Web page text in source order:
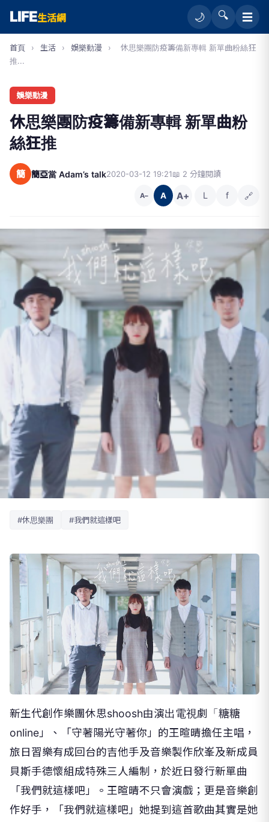
LIFE生活網 🌙 🔍 ☰
首頁 › 生活 › 娛樂動漫 ›
休思樂團防疫籌備新專輯 新單曲粉絲狂
推...
娛樂動漫
休思樂團防疫籌備新專輯 新單曲粉
絲狂推
簡 簡亞當 Adam’s talk2020-03-12 19:21📖 2 分鐘閱讀
A− A A+ L f 🔗
#休思樂團 #我們就這樣吧
新生代創作樂團休思shoosh由演出電視劇「糖糖
online」、「守著陽光守著你」的王暄晴擔任主唱，
旅日習樂有成回台的吉他手及音樂製作欣峯及新成員
貝斯手德懷組成特殊三人編制，於近日發行新單曲
「我們就這樣吧」。王暄晴不只會演戲；更是音樂創
作好手，「我們就這樣吧」她提到這首歌曲其實是她